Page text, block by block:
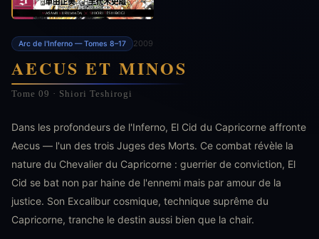
Arc de l'Inferno — Tomes 8–17 2009
AECUS ET MINOS
Tome 09 · Shiori Teshirogi
Dans les profondeurs de l'Inferno, El Cid du Capricorne affronte
Aecus — l'un des trois Juges des Morts. Ce combat révèle la
nature du Chevalier du Capricorne : guerrier de conviction, El
Cid se bat non par haine de l'ennemi mais par amour de la
justice. Son Excalibur cosmique, technique suprême du
Capricorne, tranche le destin aussi bien que la chair.